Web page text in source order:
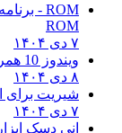
ROM - برنامه نرو | ابزار رایت حرفه ای و
ROM
۷ دی ۱۴۰۴
ویندوز 10 همراه آپدیت 10 22H2
۸ دی ۱۴۰۴
شیریت برای
۷ دی ۱۴۰۴
انی دسک